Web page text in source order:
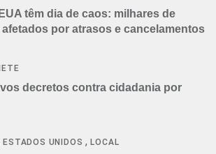
têm dia de caos: milhares de
por atrasos e cancelamentos
decretos contra cidadania por
ESTADOS UNIDOS ,LOCAL